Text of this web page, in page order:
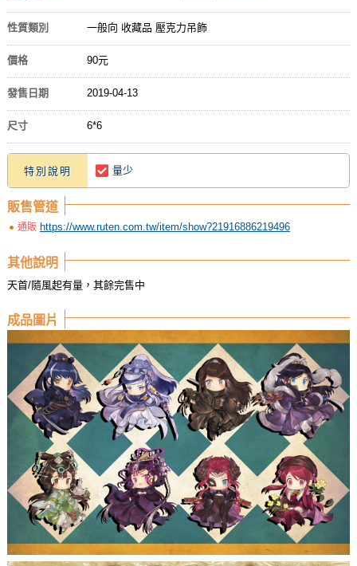
性質類別 一般向 收藏品 壓克力吊飾
價格 90元
發售日期 2019-04-13
尺寸 6*6
特別說明 量少
販售管道
通販 https://www.ruten.com.tw/item/show?21916886219496
其他說明
天首/隨風起有量，其餘完售中
成品圖片